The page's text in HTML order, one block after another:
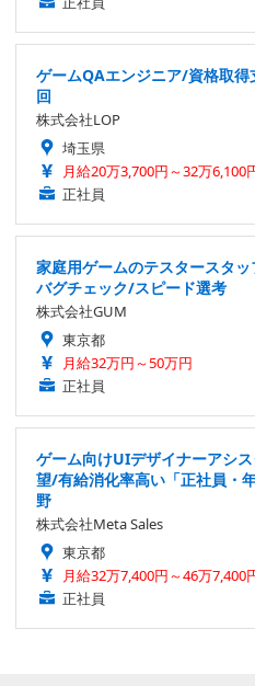
ゲームQAエンジニア/資格取
回
株式会社LOP
埼玉県
月給20万3,700円～32万6,100
正社員
家庭用ゲームのテスタースタ
バグチェック/スピード選考
株式会社GUM
東京都
月給32万円～50万円
正社員
ゲーム向けUIデザイナーアシ
望/有給消化率高い「正社員・
野
株式会社Meta Sales
東京都
月給32万7,400円～46万7,400
正社員